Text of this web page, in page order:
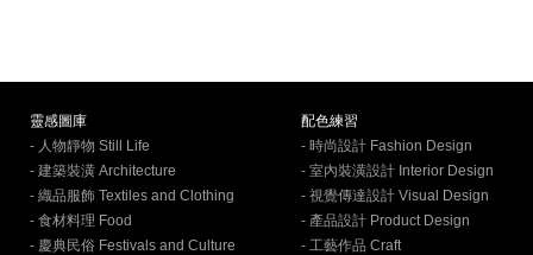
靈感圖庫
- 人物靜物 Still Life
- 建築裝潢 Architecture
- 織品服飾 Textiles and Clothing
- 食材料理 Food
- 慶典民俗 Festivals and Culture
配色練習
- 時尚設計 Fashion Design
- 室內裝潢設計 Interior Design
- 視覺傳達設計 Visual Design
- 產品設計 Product Design
- 工藝作品 Craft